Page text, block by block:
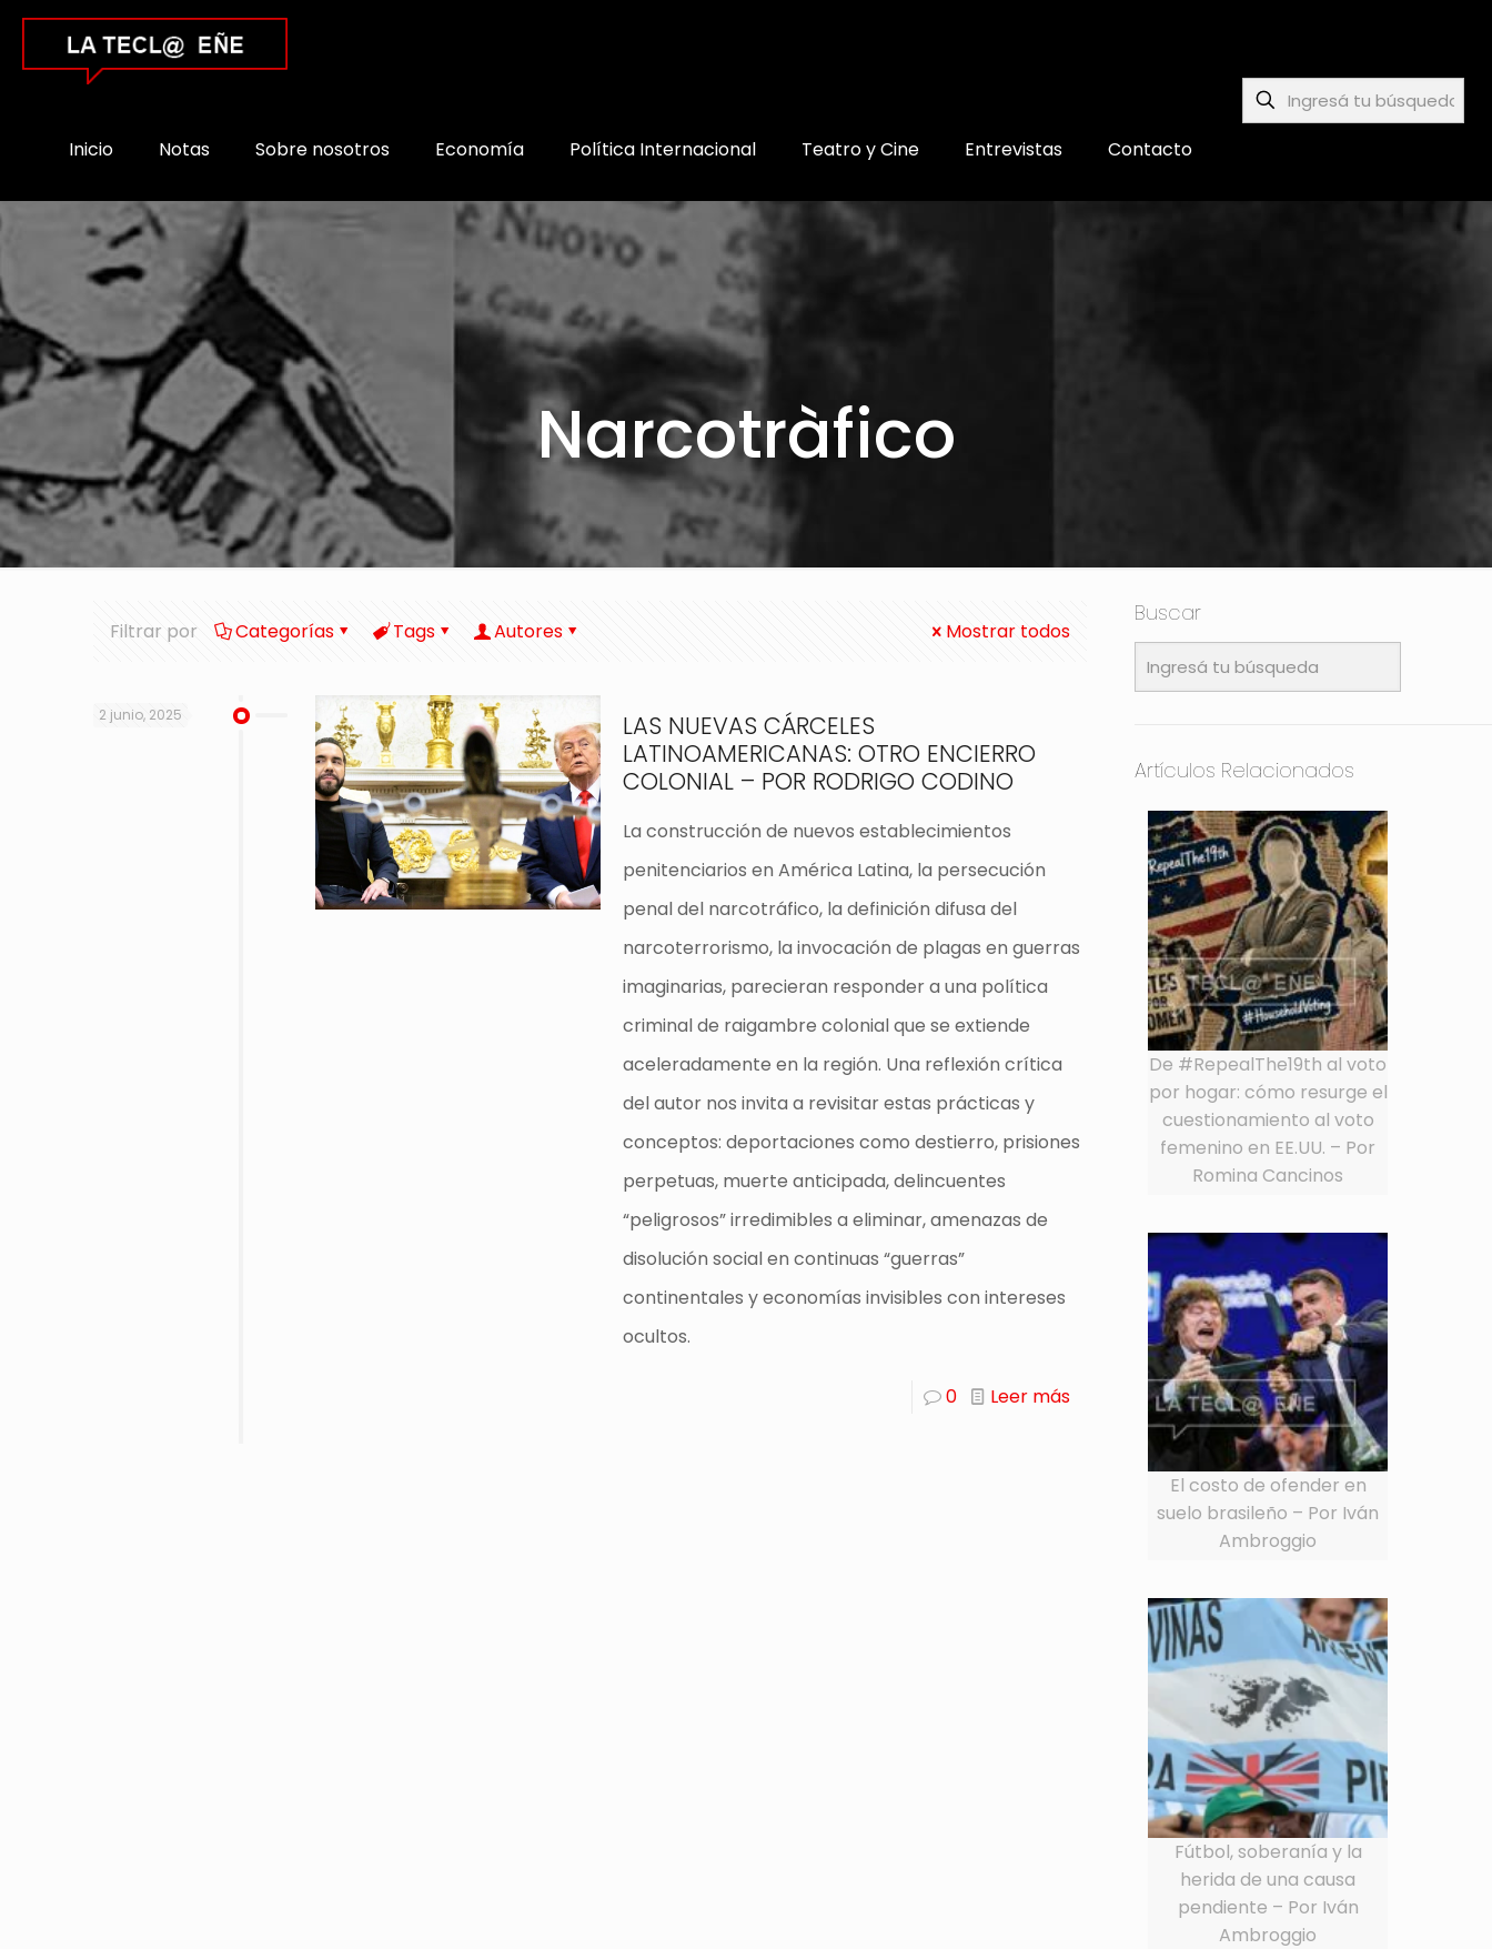
Inicio Notas Sobre nosotros Economía Política Internacional Teatro y Cine Entrevistas Contacto
Narcotràfico
Filtrar por Categorías Tags Autores Mostrar todos
2 junio, 2025
LAS NUEVAS CÁRCELES
LATINOAMERICANAS: OTRO ENCIERRO
COLONIAL – POR RODRIGO CODINO
La construcción de nuevos establecimientos
penitenciarios en América Latina, la persecución
penal del narcotráfico, la definición difusa del
narcoterrorismo, la invocación de plagas en guerras
imaginarias, parecieran responder a una política
criminal de raigambre colonial que se extiende
aceleradamente en la región. Una reflexión crítica
del autor nos invita a revisitar estas prácticas y
conceptos: deportaciones como destierro, prisiones
perpetuas, muerte anticipada, delincuentes
“peligrosos” irredimibles a eliminar, amenazas de
disolución social en continuas “guerras”
continentales y economías invisibles con intereses
ocultos.
0 Leer más
Buscar
Artículos Relacionados
De #RepealThe19th al voto
por hogar: cómo resurge el
cuestionamiento al voto
femenino en EE.UU. – Por
Romina Cancinos
El costo de ofender en
suelo brasileño – Por Iván
Ambroggio
Fútbol, soberanía y la
herida de una causa
pendiente – Por Iván
Ambroggio